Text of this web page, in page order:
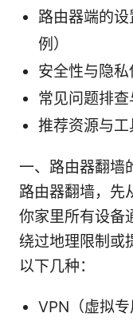
路由器端的
例）
安全性与隐
常见问题排
推荐资源与工
一、路由器翻墙
路由器翻墙，先
你家里所有设备
绕过地理限制或
以下几种：
VPN（虚拟专